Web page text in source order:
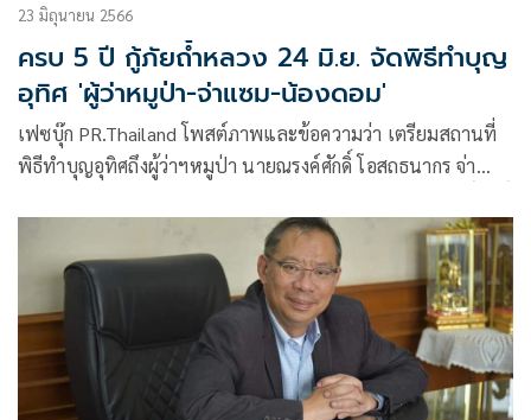
23 มิถุนายน 2566
ครบ 5 ปี กู้ภัยถ้ำหลวง 24 มิ.ย. จัดพิธีทำบุญ
อุทิศ 'ผู้ว่าหมูป่า-จ่าแซม-น้องดอม'
เฟซบุ๊ก PR.Thailand โพสต์ภาพและข้อความว่า เตรียมสถานที่
พิธีทำบุญอุทิศถึงผู้ว่าฯหมูป่า นายณรงค์ศักดิ์ โอสถธนากร จ่า